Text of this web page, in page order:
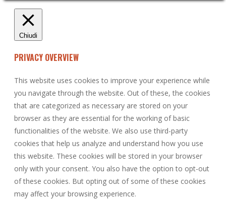
Chiudi
PRIVACY OVERVIEW
This website uses cookies to improve your experience while
you navigate through the website. Out of these, the cookies
that are categorized as necessary are stored on your
browser as they are essential for the working of basic
functionalities of the website. We also use third-party
cookies that help us analyze and understand how you use
this website. These cookies will be stored in your browser
only with your consent. You also have the option to opt-out
of these cookies. But opting out of some of these cookies
may affect your browsing experience.